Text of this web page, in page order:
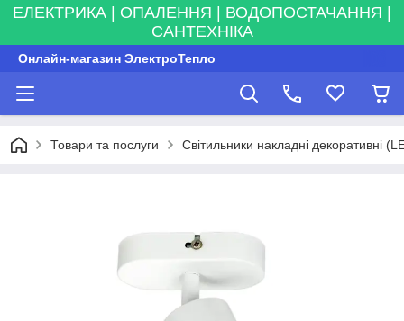
ЕЛЕКТРИКА | ОПАЛЕННЯ | ВОДОПОСТАЧАННЯ |
САНТЕХНІКА
Онлайн-магазин ЭлектроТепло
Товари та послуги Світильники накладні декоративні